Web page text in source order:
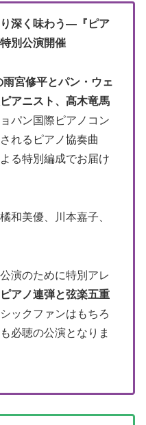
り深く味わう―『ピア
別公演開催
宮修平とパン・ウェ
アニスト、髙木竜馬
パン国際ピアノコン
れるピアノ協奏曲
る特別編成でお届け
和美優、川本嘉子、
演のために特別アレ
アノ連弾と弦楽五重
ックファンはもちろ
必聴の公演となりま